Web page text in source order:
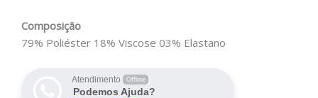
Composição
79% Poliéster 18% Viscose 03% Elastano
Atendimento Offline
Podemos Ajuda?